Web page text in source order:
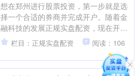
想在郑州进行股票投资，第一步就是选
择一个合适的券商并完成开户。随着金
融科技的发展正规实盘配资，现在开户
已经非常便捷，但了解具体的流程、条
件以及如何获取低佣金，仍....
栏目：正规实盘配资 阅读：106